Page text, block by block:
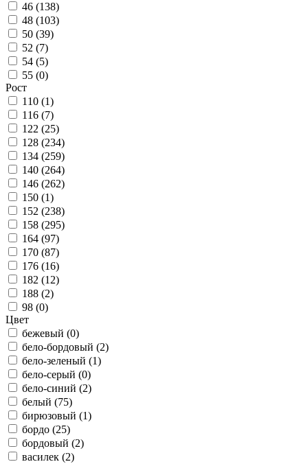
46 (138)
48 (103)
50 (39)
52 (7)
54 (5)
55 (0)
Рост
110 (1)
116 (7)
122 (25)
128 (234)
134 (259)
140 (264)
146 (262)
150 (1)
152 (238)
158 (295)
164 (97)
170 (87)
176 (16)
182 (12)
188 (2)
98 (0)
Цвет
бежевый (0)
бело-бордовый (2)
бело-зеленый (1)
бело-серый (0)
бело-синий (2)
белый (75)
бирюзовый (1)
бордо (25)
бордовый (2)
василек (2)